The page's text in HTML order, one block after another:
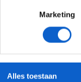
Marketing
Alles toestaan